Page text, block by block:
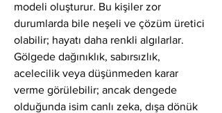
modeli oluşturur. Bu kişiler zor
durumlarda bile neşeli ve çözüm üretici
olabilir; hayatı daha renkli algılarlar.
Gölgede dağınıklık, sabırsızlık,
acelecilik veya düşünmeden karar
verme görülebilir; ancak dengede
olduğunda isim canlı zeka, dışa dönük